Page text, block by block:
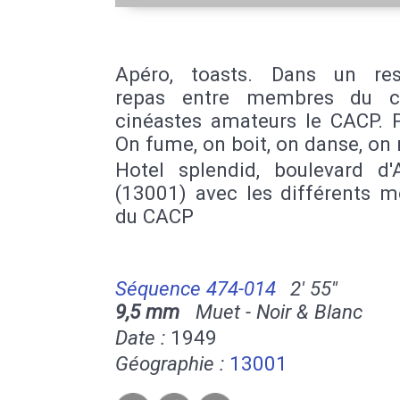
Apéro, toasts. Dans un
repas entre membres du
cinéastes amateurs le CACP.
On fume, on boit, on danse, on
Hotel splendid, boulevard
(13001) avec les différents
du CACP
Séquence 474-014
2' 55''
9,5 mm Muet - Noir & Blanc
Date : 1949
Géographie : 13001